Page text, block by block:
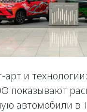
арт и
показывают
автомобили в